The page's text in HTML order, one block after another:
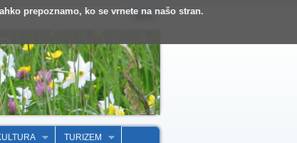
prepoznamo, ko se vrnete na našo stran.
TURIZEM